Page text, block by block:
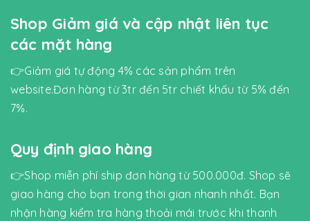
Shop Giảm giá và cập nhật liên tục
các mặt hàng
👉Giảm giá tự động 4% các sản phẩm trên
website.Đơn hàng từ 3tr đến 5tr chiết khấu từ 5% đến
7%.
Quy định giao hàng
👉Shop miễn phí ship đơn hàng từ 500.000đ. Shop sẽ
giao hàng cho bạn trong thời gian nhanh nhất. Bạn
nhận hàng kiểm tra hàng thoải mái trước khi thanh